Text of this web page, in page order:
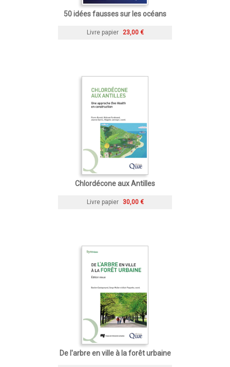
50 idées fausses sur les océans
Livre papier 23,00 €
Chlordécone aux Antilles
Livre papier 30,00 €
De l'arbre en ville à la forêt urbaine